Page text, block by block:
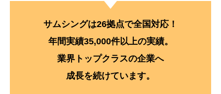
サムシングは26拠点で全国対応！
年間実績35,000件以上の実績。
業界トップクラスの企業へ
成長を続けています。